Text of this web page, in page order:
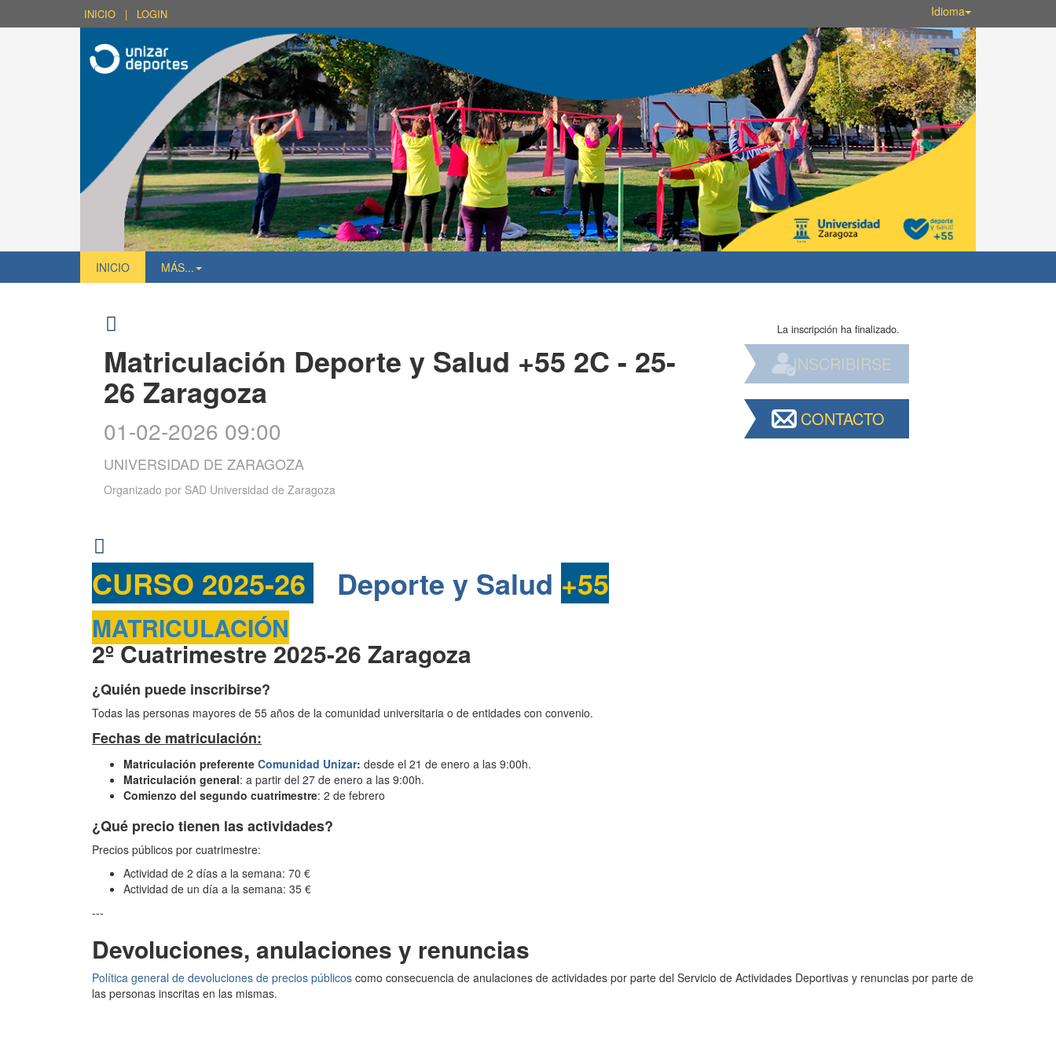
INICIO | LOGIN Idioma
INICIO MÁS...
Matriculación Deporte y Salud +55 2C - 25-
26 Zaragoza
01-02-2026 09:00
UNIVERSIDAD DE ZARAGOZA
Organizado por SAD Universidad de Zaragoza
La inscripción ha finalizado.
INSCRIBIRSE
CONTACTO
CURSO 2025-26 Deporte y Salud +55
MATRICULACIÓN
2º Cuatrimestre 2025-26 Zaragoza
¿Quién puede inscribirse?
Todas las personas mayores de 55 años de la comunidad universitaria o de entidades con convenio.
Fechas de matriculación:
Matriculación preferente Comunidad Unizar: desde el 21 de enero a las 9:00h.
Matriculación general: a partir del 27 de enero a las 9:00h.
Comienzo del segundo cuatrimestre: 2 de febrero
¿Qué precio tienen las actividades?
Precios públicos por cuatrimestre:
Actividad de 2 días a la semana: 70 €
Actividad de un día a la semana: 35 €
---
Devoluciones, anulaciones y renuncias
Política general de devoluciones de precios públicos como consecuencia de anulaciones de actividades por parte del Servicio de Actividades Deportivas y renuncias por parte de
las personas inscritas en las mismas.